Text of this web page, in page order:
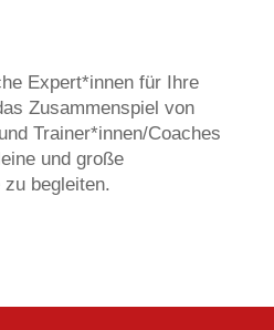
Expert*innen für Ihre
Zusammenspiel von
Trainer*innen/Coaches
und große
begleiten.